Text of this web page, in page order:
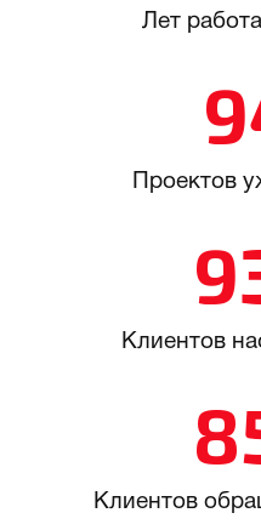
Лет
Проектов
Клиентов
Клиентов